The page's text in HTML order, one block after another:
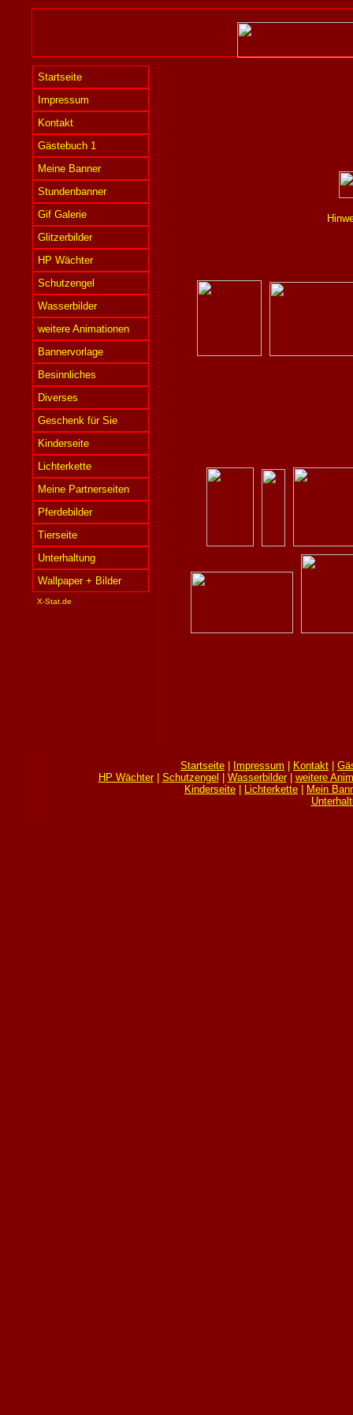
Startseite
Impressum
Kontakt
Gästebuch 1
Meine Banner
Stundenbanner
Gif Galerie
Glitzerbilder
HP Wächter
Schutzengel
Wasserbilder
weitere Animationen
Bannervorlage
Besinnliches
Diverses
Geschenk für Sie
Kinderseite
Lichterkette
Meine Partnerseiten
Pferdebilder
Tierseite
Unterhaltung
Wallpaper + Bilder
X-Stat.de
Startseite Impressum Kontakt
HP Wächter| Schutzengel Wasserbilder| weitere
Kinderseite
Lichterkette
Mein